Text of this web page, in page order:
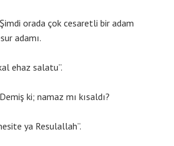
orada çok cesaretli bir adam
adamı.
ehaz salatu”.
ki; namaz mı kısaldı?
ya Resulallah”.